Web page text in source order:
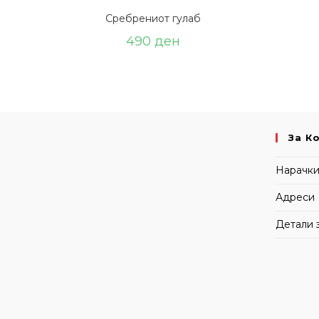
Сребрениот гулаб
490 ден
За
Нарачки
Адреси
Детали